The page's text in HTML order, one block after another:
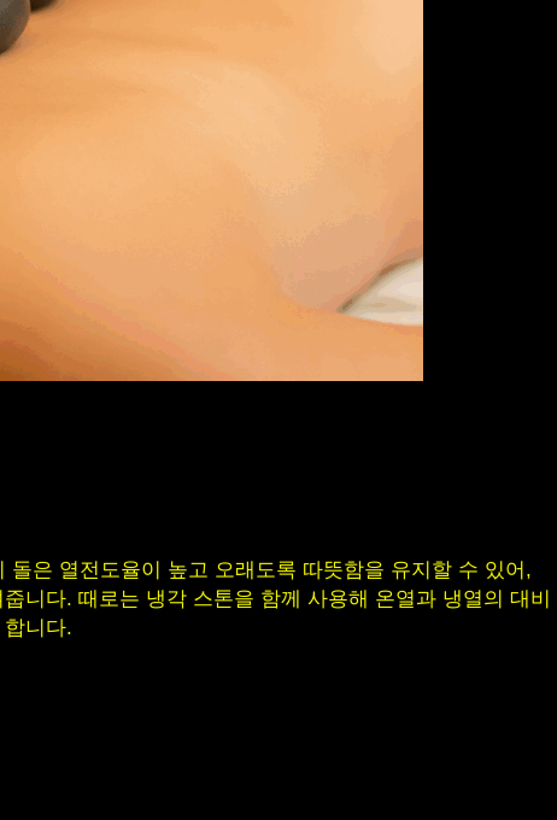
은 열전도율이 높고 오래도록 따뜻함을 유지할 수 있어,
니다. 때로는 냉각 스톤을 함께 사용해 온열과 냉열의 대비
니다.